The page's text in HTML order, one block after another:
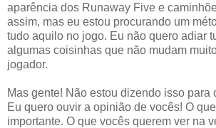
aparência dos Runaway Five e
assim, mas eu estou procurando um
tudo aquilo no jogo. Eu não quero adiar
algumas coisinhas que não mudam
jogador.
Mas gente! Não estou dizendo isso para
Eu quero ouvir a opinião de vocês! O
importante. O que vocês querem ver na